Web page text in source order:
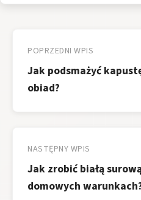
wpisu
POPRZEDNI WPIS
Jak podsmażyć
obiad?
NASTĘPNY WPIS
Jak zrobić białą
domowych